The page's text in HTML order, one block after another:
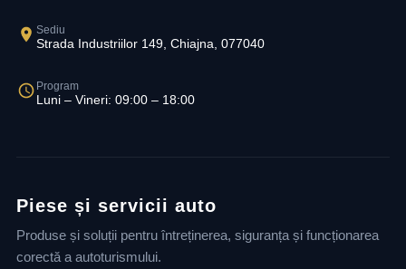
Sediu
Strada Industriilor 149, Chiajna, 077040
Program
Luni – Vineri: 09:00 – 18:00
Piese și servicii auto
Produse și soluții pentru întreținerea, siguranța și funcționarea
corectă a autoturismului.